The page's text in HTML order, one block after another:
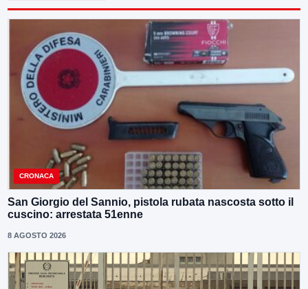
CRONACA
San Giorgio del Sannio, pistola rubata nascosta sotto il
cuscino: arrestata 51enne
8 AGOSTO 2026